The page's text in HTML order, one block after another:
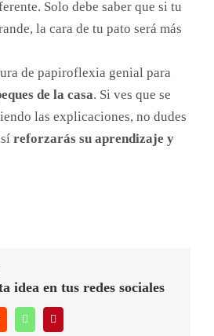
Solo debe saber que si tu
la cara de tu pato será más
de papiroflexia genial para
de la casa. Si ves que se
las explicaciones, no dudes
reforzarás su aprendizaje y
idea en tus redes sociales
Reddit WhatsApp